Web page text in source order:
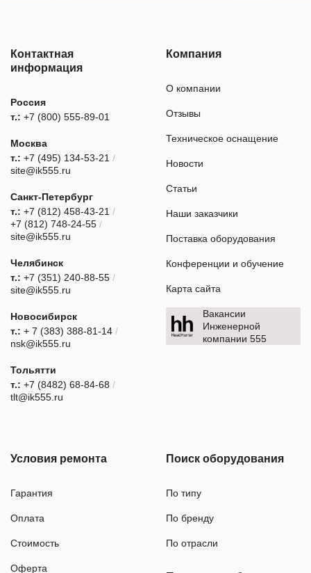
Контактная
информация
Россия
т.: +7 (800) 555-89-01
Москва
т.: +7 (495) 134-53-21 /
site@ik555.ru
Санкт-Петербург
т.: +7 (812) 458-43-21 /
+7 (812) 748-24-55 /
site@ik555.ru
Челябинск
т.: +7 (351) 240-88-55 /
site@ik555.ru
Новосибирск
т.: + 7 (383) 388-81-14 /
nsk@ik555.ru
Тольятти
т.: +7 (8482) 68-84-68 /
tlt@ik555.ru
Компания
О компании
Отзывы
Техническое оснащение
Новости
Статьи
Наши заказчики
Поставка оборудования
Конференции и обучение
Карта сайта
Вакансии
Инженерной
компании 555
Условия ремонта
Гарантия
Оплата
Стоимость
Оферта
Поиск оборудования
По типу
По бренду
По отрасли